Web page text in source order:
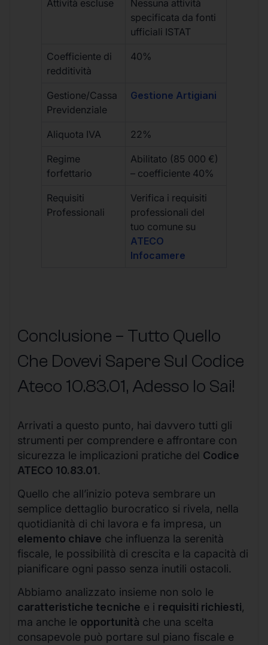
Attività escluse
Nessuna attività
specificata da fonti
ufficiali ISTAT
Coefficiente di
redditività
40%
Gestione/Cassa
Previdenziale
Gestione Artigiani
Aliquota IVA 22%
Regime
forfettario
Abilitato (85 000 €)
– coefficiente 40%
Requisiti
Professionali
Verifica i requisiti
professionali del
tuo comune su
ATECO
Infocamere
Conclusione – Tutto Quello
Che Dovevi Sapere Sul Codice
Ateco 10.83.01, Adesso lo Sai!
Arrivati a questo punto, hai davvero tutti gli
strumenti per comprendere e affrontare con
sicurezza le implicazioni pratiche del Codice
ATECO 10.83.01.
Quello che all’inizio poteva sembrare un
semplice dettaglio burocratico si rivela, nella
quotidianità di chi lavora e fa impresa, un
elemento chiave che influenza la serenità
fiscale, le possibilità di crescita e la capacità di
pianificare ogni passo senza inutili ostacoli.
Abbiamo analizzato insieme non solo le
caratteristiche tecniche e i requisiti richiesti,
ma anche le opportunità che una scelta
consapevole può portare sul piano fiscale e